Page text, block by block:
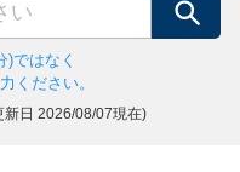
検索
)ではなく
ください。
新日 2026/08/07現在)